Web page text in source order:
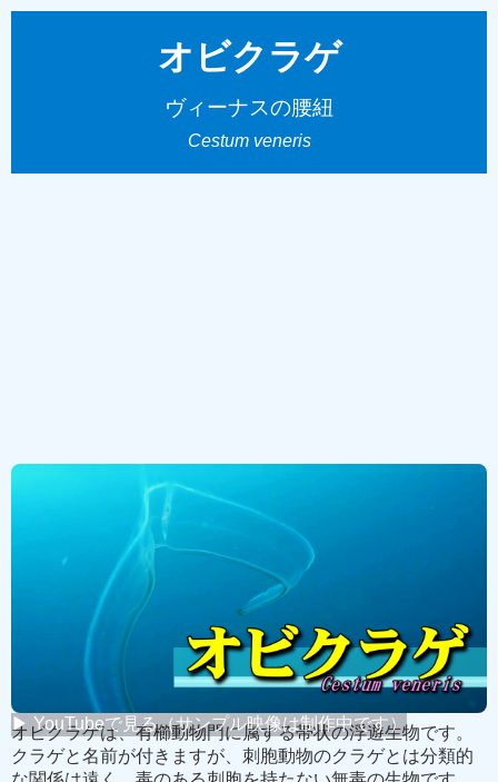
オビクラゲ
ヴィーナスの腰紐
Cestum veneris
▶ YouTubeで見る（サンプル映像は制作中です）
← 映像リストに戻る
youtube版を見る➡
本ページは現在、製作途中です
オビクラゲは、有櫛動物門に属する帯状の浮遊生物です。
クラゲと名前が付きますが、刺胞動物のクラゲとは分類的